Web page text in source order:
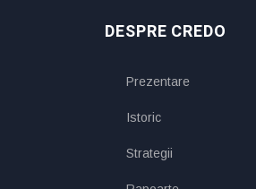
DESPRE CREDO
Prezentare
Istoric
Strategii